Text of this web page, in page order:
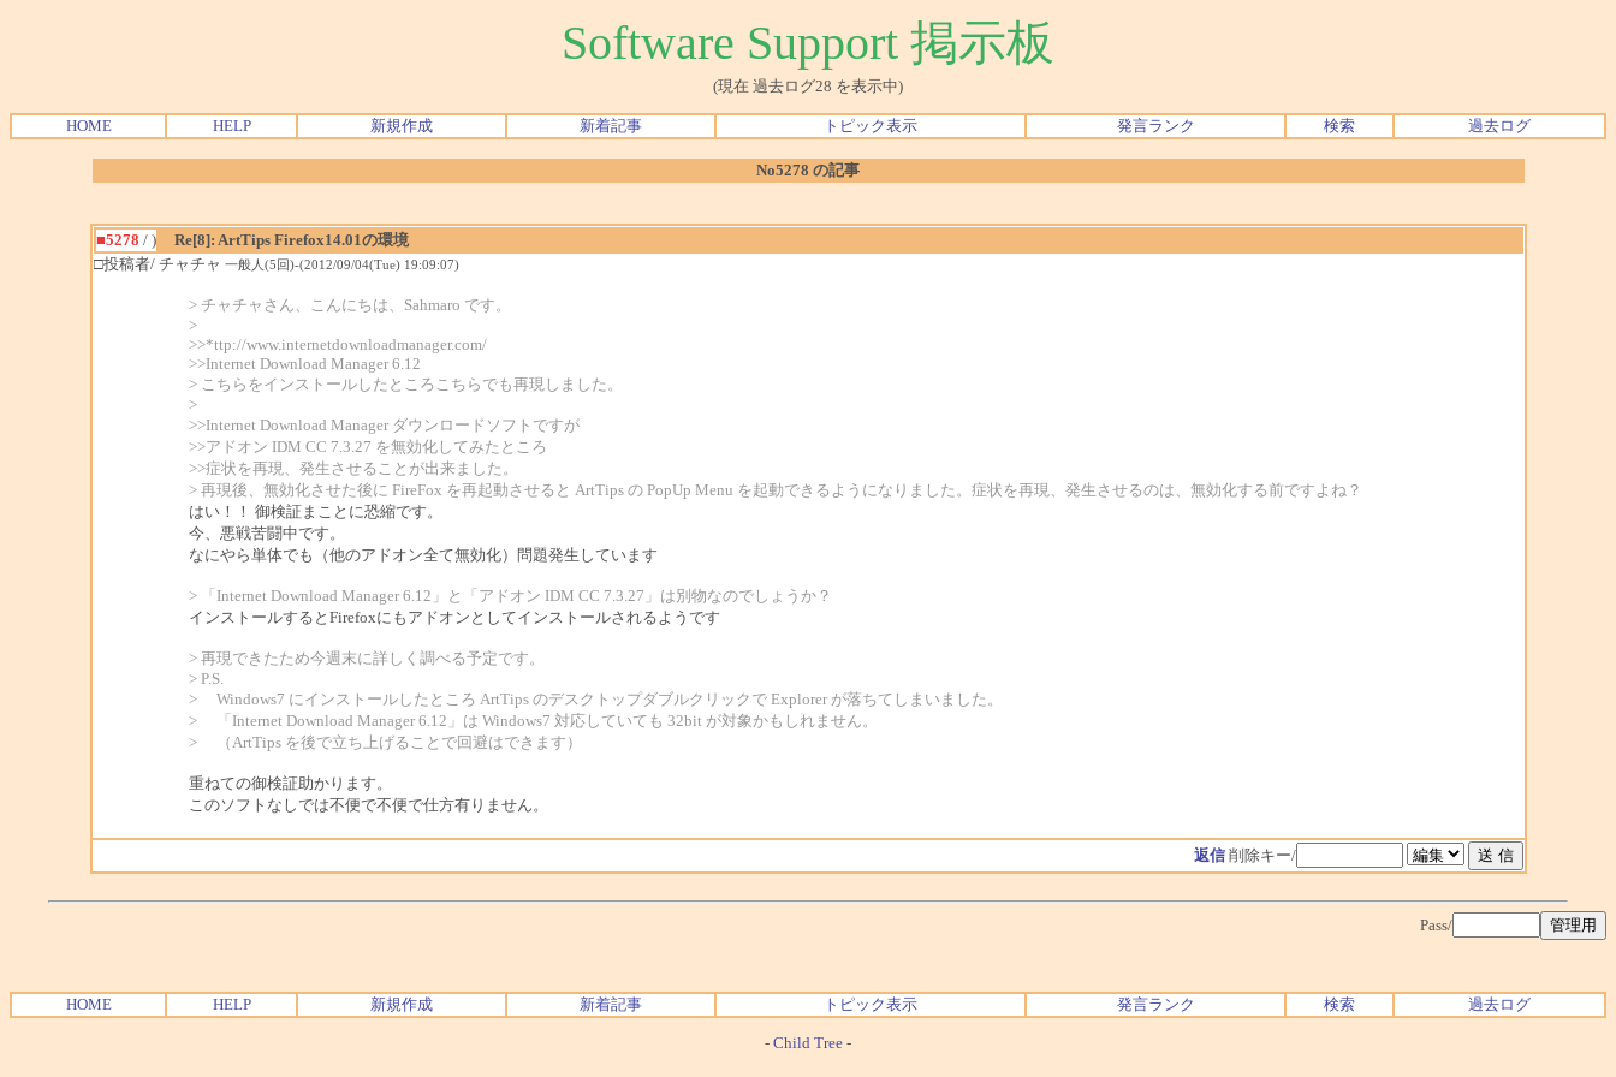
Software Support 掲示板
(現在 過去ログ28 を表示中)
HOME HELP 新規作成 新着記事 トピック表示 発言ランク 検索 過去ログ
No5278 の記事
■5278 / )
Re[8]: ArtTips Firefox14.01の環境
□投稿者/ チャチャ 一般人(5回)-(2012/09/04(Tue) 19:09:07)
> チャチャさん、こんにちは、Sahmaro です。
>
>>*ttp://www.internetdownloadmanager.com/
>>Internet Download Manager 6.12
> こちらをインストールしたところこちらでも再現しました。
>
>>Internet Download Manager ダウンロードソフトですが
>>アドオン IDM CC 7.3.27 を無効化してみたところ
>>症状を再現、発生させることが出来ました。
> 再現後、無効化させた後に FireFox を再起動させると ArtTips の PopUp Menu を起動できるようになりました。症状を再現、発生させるのは、無効化する前ですよね？
はい！！ 御検証まことに恐縮です。
今、悪戦苦闘中です。
なにやら単体でも（他のアドオン全て無効化）問題発生しています
> 「Internet Download Manager 6.12」と「アドオン IDM CC 7.3.27」は別物なのでしょうか？
インストールするとFirefoxにもアドオンとしてインストールされるようです
> 再現できたため今週末に詳しく調べる予定です。
> P.S.
> Windows7 にインストールしたところ ArtTips のデスクトップダブルクリックで Explorer が落ちてしまいました。
> 「Internet Download Manager 6.12」は Windows7 対応していても 32bit が対象かもしれません。
> （ArtTips を後で立ち上げることで回避はできます）
重ねての御検証助かります。
このソフトなしでは不便で不便で仕方有りません。
返信 削除キー/
Pass/
HOME HELP 新規作成 新着記事 トピック表示 発言ランク 検索 過去ログ
- Child Tree -